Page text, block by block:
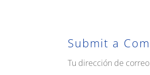
Submit a
Tu dirección de